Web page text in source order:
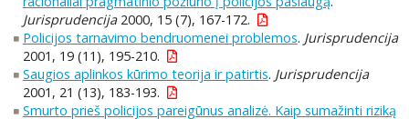
Jurisprudencija2000, 15 (7), 167-172.
Policijos tarnavimo bendruomenei problemos. Jurisprudencija
2001, 19 (11), 195-210.
Saugios aplinkos kūrimo teorija ir patirtis. Jurisprudencija
2001, 21 (13), 183-193.
Smurto prieš policijos pareigūnus analizė. Kaip sumažinti riziką